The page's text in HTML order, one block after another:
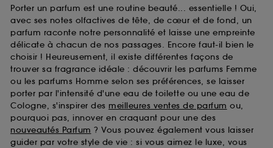
Porter un parfum est une routine beauté... essentielle ! Oui,
avec ses notes olfactives de tête, de cœur et de fond, un
parfum raconte notre personnalité et laisse une empreinte
délicate à chacun de nos passages. Encore faut-il bien le
choisir ! Heureusement, il existe différentes façons de
trouver sa fragrance idéale : découvrir les parfums Femme
ou les parfums Homme selon ses préférences, se laisser
porter par l'intensité d'une eau de toilette ou une eau de
Cologne, s'inspirer des meilleures ventes de parfum ou,
pourquoi pas, innover en craquant pour une des
nouveautés Parfum ? Vous pouvez également vous laisser
guider par votre style de vie : si vous aimez le luxe, vous